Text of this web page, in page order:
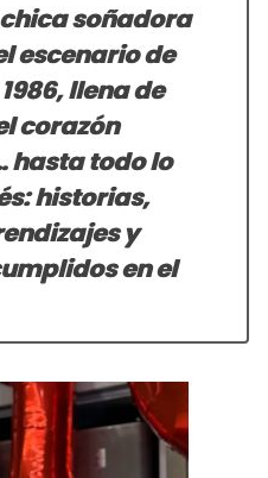
soñadora
escenario de
llena de
corazón
hasta todo lo
historias,
y
en el